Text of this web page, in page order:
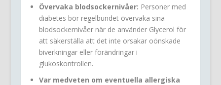
Övervaka blodsockernivåer: Personer med
diabetes bör regelbundet övervaka sina
blodsockernivåer när de använder Glycerol för
att säkerställa att det inte orsakar oönskade
biverkningar eller förändringar i
glukoskontrollen.
Var medveten om eventuella allergiska